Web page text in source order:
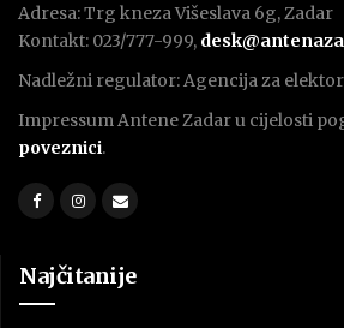
Adresa: Trg kneza Višeslava 6g, Zadar
Kontakt: 023/777-999,
Nadležni regulator: Agencija za
Impressum Antene Zadar u cijelosti
poveznici.
Najčitanije